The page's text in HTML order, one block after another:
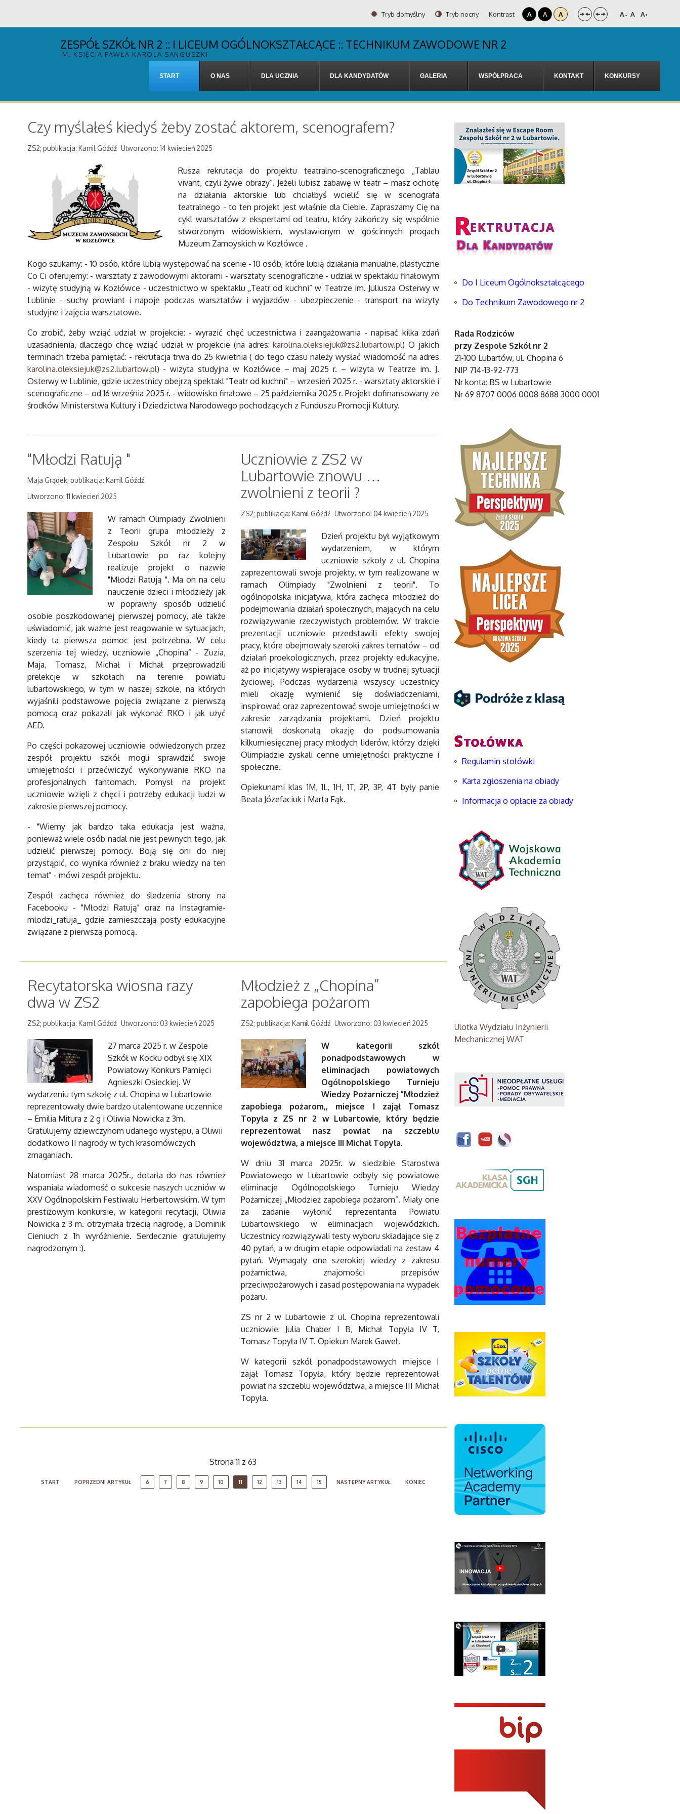
Tryb domyślny Tryb nocny Kontrast A A A A- A A+
ZESPÓŁ SZKÓŁ NR 2 :: I LICEUM OGÓLNOKSZTAŁCĄCE :: TECHNIKUM ZAWODOWE NR 2
IM. KSIĘCIA PAWŁA KAROLA SANGUSZKI
START O NAS DLA UCZNIA DLA KANDYDATÓW GALERIA WSPÓŁPRACA KONTAKT KONKURSY
Czy myślałeś kiedyś żeby zostać aktorem, scenografem?
ZS2; publikacja: Kamil Góźdź Utworzono: 14 kwiecień 2025
Rusza rekrutacja do projektu teatralno-scenograficznego „Tablau
vivant, czyli żywe obrazy”. Jeżeli lubisz zabawę w teatr – masz ochotę
na działania aktorskie lub chciałbyś wcielić się w scenografa
teatralnego - to ten projekt jest właśnie dla Ciebie. Zapraszamy Cię na
cykl warsztatów z ekspertami od teatru, który zakończy się wspólnie
stworzonym widowiskiem, wystawionym w gościnnych progach
Muzeum Zamoyskich w Kozłówce .
Kogo szukamy: - 10 osób, które lubią występować na scenie - 10 osób, które lubią działania manualne, plastyczne
Co Ci oferujemy: - warsztaty z zawodowymi aktorami - warsztaty scenograficzne - udział w spektaklu finałowym
- wizytę studyjną w Kozłówce - uczestnictwo w spektaklu „Teatr od kuchni” w Teatrze im. Juliusza Osterwy w
Lublinie - suchy prowiant i napoje podczas warsztatów i wyjazdów - ubezpieczenie - transport na wizyty
studyjne i zajęcia warsztatowe.
Co zrobić, żeby wziąć udział w projekcie: - wyrazić chęć uczestnictwa i zaangażowania - napisać kilka zdań
uzasadnienia, dlaczego chcę wziąć udział w projekcie (na adres:karolina.oleksiejuk@zs2.lubartow.pl) O jakich
terminach trzeba pamiętać: - rekrutacja trwa do 25 kwietnia ( do tego czasu należy wysłać wiadomość na adres
karolina.oleksiejuk@zs2.lubartow.pl) - wizyta studyjna w Kozłówce – maj 2025 r. – wizyta w Teatrze im. J.
Osterwy w Lublinie, gdzie uczestnicy obejrzą spektakl "Teatr od kuchni" – wrzesień 2025 r. - warsztaty aktorskie i
scenograficzne – od 16 września 2025 r. - widowisko finałowe – 25 października 2025 r. Projekt dofinansowany ze
środków Ministerstwa Kultury i Dziedzictwa Narodowego pochodzących z Funduszu Promocji Kultury.
"Młodzi Ratują "
Maja Grądek; publikacja: Kamil Góźdź
Utworzono: 11 kwiecień 2025
W ramach Olimpiady Zwolnieni
z Teorii grupa młodzieży z
Zespołu Szkół nr 2 w
Lubartowie po raz kolejny
realizuje projekt o nazwie
"Młodzi Ratują ". Ma on na celu
nauczenie dzieci i młodzieży jak
w poprawny sposób udzielić
osobie poszkodowanej pierwszej pomocy, ale także
uświadomić, jak ważne jest reagowanie w sytuacjach,
kiedy ta pierwsza pomoc jest potrzebna. W celu
szerzenia tej wiedzy, uczniowie „Chopina” - Zuzia,
Maja, Tomasz, Michał i Michał przeprowadzili
prelekcje w szkołach na terenie powiatu
lubartowskiego, w tym w naszej szkole, na których
wyjaśnili podstawowe pojęcia związane z pierwszą
pomocą oraz pokazali jak wykonać RKO i jak użyć
AED.
Po części pokazowej uczniowie odwiedzonych przez
zespół projektu szkół mogli sprawdzić swoje
umiejętności i przećwiczyć wykonywanie RKO na
profesjonalnych fantomach. Pomysł na projekt
uczniowie wzięli z chęci i potrzeby edukacji ludzi w
zakresie pierwszej pomocy.
- "Wiemy jak bardzo taka edukacja jest ważna,
ponieważ wiele osób nadal nie jest pewnych tego, jak
udzielić pierwszej pomocy. Boją się oni do niej
przystąpić, co wynika również z braku wiedzy na ten
temat" - mówi zespół projektu.
Zespół zachęca również do śledzenia strony na
Facebooku - "Młodzi Ratują" oraz na Instagramie-
mlodzi_ratuja_ gdzie zamieszczają posty edukacyjne
związane z pierwszą pomocą.
Uczniowie z ZS2 w
Lubartowie znowu …
zwolnieni z teorii ?
ZS2; publikacja: Kamil Góźdź Utworzono: 04 kwiecień 2025
Dzień projektu był wyjątkowym
wydarzeniem, w którym
uczniowie szkoły z ul. Chopina
zaprezentowali swoje projekty, w tym realizowane w
ramach Olimpiady "Zwolnieni z teorii". To
ogólnopolska inicjatywa, która zachęca młodzież do
podejmowania działań społecznych, mających na celu
rozwiązywanie rzeczywistych problemów. W trakcie
prezentacji uczniowie przedstawili efekty swojej
pracy, które obejmowały szeroki zakres tematów – od
działań proekologicznych, przez projekty edukacyjne,
aż po inicjatywy wspierające osoby w trudnej sytuacji
życiowej. Podczas wydarzenia wszyscy uczestnicy
mieli okazję wymienić się doświadczeniami,
inspirować oraz zaprezentować swoje umiejętności w
zakresie zarządzania projektami. Dzień projektu
stanowił doskonałą okazję do podsumowania
kilkumiesięcznej pracy młodych liderów, którzy dzięki
Olimpiadzie zyskali cenne umiejętności praktyczne i
społeczne.
Opiekunami klas 1M, 1L, 1H, 1T, 2P, 3P, 4T były panie
Beata Józefaciuk i Marta Fąk.
Recytatorska wiosna razy
dwa w ZS2
ZS2; publikacja: Kamil Góźdź Utworzono: 03 kwiecień 2025
27 marca 2025 r. w Zespole
Szkół w Kocku odbył się XIX
Powiatowy Konkurs Pamięci
Agnieszki Osieckiej. W
wydarzeniu tym szkołę z ul. Chopina w Lubartowie
reprezentowały dwie bardzo utalentowane uczennice
– Emilia Mitura z 2 g i Oliwia Nowicka z 3m.
Gratulujemy dziewczynom udanego występu, a Oliwii
dodatkowo II nagrody w tych krasomówczych
zmaganiach.
Natomiast 28 marca 2025r., dotarła do nas również
wspaniała wiadomość o sukcesie naszych uczniów w
XXV Ogólnopolskim Festiwalu Herbertowskim. W tym
prestiżowym konkursie, w kategorii recytacji, Oliwia
Nowicka z 3 m. otrzymała trzecią nagrodę, a Dominik
Cieniuch z 1h wyróżnienie. Serdecznie gratulujemy
nagrodzonym :).
Młodzież z „Chopina”
zapobiega pożarom
ZS2; publikacja: Kamil Góźdź Utworzono: 03 kwiecień 2025
W kategorii szkół
ponadpodstawowych w
eliminacjach powiatowych
Ogólnopolskiego Turnieju
Wiedzy Pożarniczej ”Młodzież
zapobiega pożarom,, miejsce I zajął Tomasz
Topyła z ZS nr 2 w Lubartowie, który będzie
reprezentował nasz powiat na szczeblu
województwa, a miejsce III Michał Topyła.
W dniu 31 marca 2025r. w siedzibie Starostwa
Powiatowego w Lubartowie odbyły się powiatowe
eliminacje Ogólnopolskiego Turnieju Wiedzy
Pożarniczej „Młodzież zapobiega pożarom”. Miały one
za zadanie wyłonić reprezentanta Powiatu
Lubartowskiego w eliminacjach wojewódzkich.
Uczestnicy rozwiązywali testy wyboru składające się z
40 pytań, a w drugim etapie odpowiadali na zestaw 4
pytań. Wymagały one szerokiej wiedzy z zakresu
pożarnictwa, znajomości przepisów
przeciwpożarowych i zasad postępowania na wypadek
pożaru.
ZS nr 2 w Lubartowie z ul. Chopina reprezentowali
uczniowie: Julia Chaber I B, Michał Topyła IV T,
Tomasz Topyła IV T. Opiekun Marek Gaweł.
W kategorii szkół ponadpodstawowych miejsce I
zajął Tomasz Topyła, który będzie reprezentował
powiat na szczeblu województwa, a miejsce III Michał
Topyła.
Strona 11 z 63
START POPRZEDNI ARTYKUŁ 6 7 8 9 10 11 12 13 14 15 NASTĘPNY ARTYKUŁ KONIEC
Do I Liceum Ogólnokształcącego
Do Technikum Zawodowego nr 2
Rada Rodziców
przy Zespole Szkół nr 2
21-100 Lubartów, ul. Chopina 6
NIP 714-13-92-773
Nr konta: BS w Lubartowie
Nr 69 8707 0006 0008 8688 3000 0001
Regulamin stołówki
Karta zgłoszenia na obiady
Informacja o opłacie za obiady
Ulotka Wydziału Inżynierii
Mechanicznej WAT